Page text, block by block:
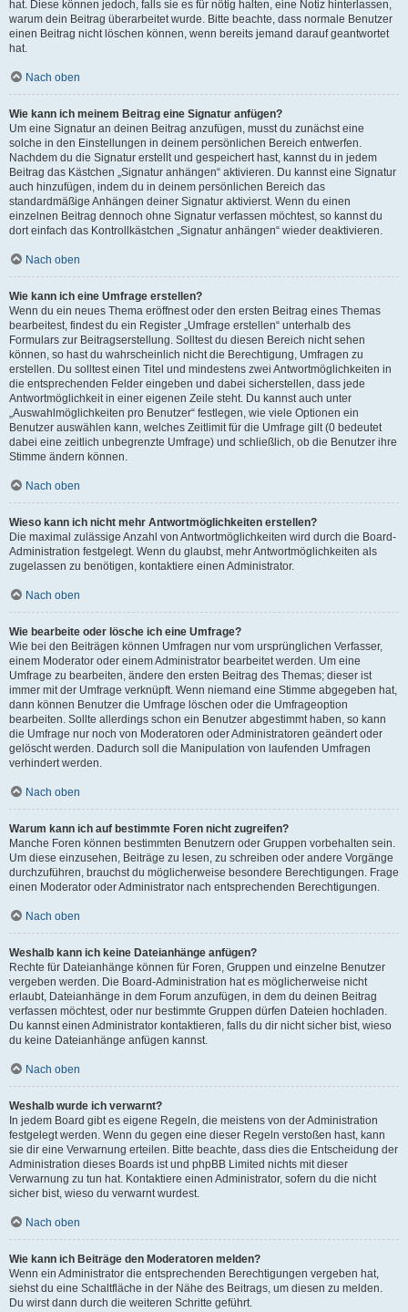
hat. Diese können jedoch, falls sie es für nötig halten, eine Notiz hinterlassen,
warum dein Beitrag überarbeitet wurde. Bitte beachte, dass normale Benutzer
einen Beitrag nicht löschen können, wenn bereits jemand darauf geantwortet
hat.
Nach oben
Wie kann ich meinem Beitrag eine Signatur anfügen?
Um eine Signatur an deinen Beitrag anzufügen, musst du zunächst eine
solche in den Einstellungen in deinem persönlichen Bereich entwerfen.
Nachdem du die Signatur erstellt und gespeichert hast, kannst du in jedem
Beitrag das Kästchen „Signatur anhängen“ aktivieren. Du kannst eine Signatur
auch hinzufügen, indem du in deinem persönlichen Bereich das
standardmäßige Anhängen deiner Signatur aktivierst. Wenn du einen
einzelnen Beitrag dennoch ohne Signatur verfassen möchtest, so kannst du
dort einfach das Kontrollkästchen „Signatur anhängen“ wieder deaktivieren.
Nach oben
Wie kann ich eine Umfrage erstellen?
Wenn du ein neues Thema eröffnest oder den ersten Beitrag eines Themas
bearbeitest, findest du ein Register „Umfrage erstellen“ unterhalb des
Formulars zur Beitragserstellung. Solltest du diesen Bereich nicht sehen
können, so hast du wahrscheinlich nicht die Berechtigung, Umfragen zu
erstellen. Du solltest einen Titel und mindestens zwei Antwortmöglichkeiten in
die entsprechenden Felder eingeben und dabei sicherstellen, dass jede
Antwortmöglichkeit in einer eigenen Zeile steht. Du kannst auch unter
„Auswahlmöglichkeiten pro Benutzer“ festlegen, wie viele Optionen ein
Benutzer auswählen kann, welches Zeitlimit für die Umfrage gilt (0 bedeutet
dabei eine zeitlich unbegrenzte Umfrage) und schließlich, ob die Benutzer ihre
Stimme ändern können.
Nach oben
Wieso kann ich nicht mehr Antwortmöglichkeiten erstellen?
Die maximal zulässige Anzahl von Antwortmöglichkeiten wird durch die Board-
Administration festgelegt. Wenn du glaubst, mehr Antwortmöglichkeiten als
zugelassen zu benötigen, kontaktiere einen Administrator.
Nach oben
Wie bearbeite oder lösche ich eine Umfrage?
Wie bei den Beiträgen können Umfragen nur vom ursprünglichen Verfasser,
einem Moderator oder einem Administrator bearbeitet werden. Um eine
Umfrage zu bearbeiten, ändere den ersten Beitrag des Themas; dieser ist
immer mit der Umfrage verknüpft. Wenn niemand eine Stimme abgegeben hat,
dann können Benutzer die Umfrage löschen oder die Umfrageoption
bearbeiten. Sollte allerdings schon ein Benutzer abgestimmt haben, so kann
die Umfrage nur noch von Moderatoren oder Administratoren geändert oder
gelöscht werden. Dadurch soll die Manipulation von laufenden Umfragen
verhindert werden.
Nach oben
Warum kann ich auf bestimmte Foren nicht zugreifen?
Manche Foren können bestimmten Benutzern oder Gruppen vorbehalten sein.
Um diese einzusehen, Beiträge zu lesen, zu schreiben oder andere Vorgänge
durchzuführen, brauchst du möglicherweise besondere Berechtigungen. Frage
einen Moderator oder Administrator nach entsprechenden Berechtigungen.
Nach oben
Weshalb kann ich keine Dateianhänge anfügen?
Rechte für Dateianhänge können für Foren, Gruppen und einzelne Benutzer
vergeben werden. Die Board-Administration hat es möglicherweise nicht
erlaubt, Dateianhänge in dem Forum anzufügen, in dem du deinen Beitrag
verfassen möchtest, oder nur bestimmte Gruppen dürfen Dateien hochladen.
Du kannst einen Administrator kontaktieren, falls du dir nicht sicher bist, wieso
du keine Dateianhänge anfügen kannst.
Nach oben
Weshalb wurde ich verwarnt?
In jedem Board gibt es eigene Regeln, die meistens von der Administration
festgelegt werden. Wenn du gegen eine dieser Regeln verstoßen hast, kann
sie dir eine Verwarnung erteilen. Bitte beachte, dass dies die Entscheidung der
Administration dieses Boards ist und phpBB Limited nichts mit dieser
Verwarnung zu tun hat. Kontaktiere einen Administrator, sofern du die nicht
sicher bist, wieso du verwarnt wurdest.
Nach oben
Wie kann ich Beiträge den Moderatoren melden?
Wenn ein Administrator die entsprechenden Berechtigungen vergeben hat,
siehst du eine Schaltfläche in der Nähe des Beitrags, um diesen zu melden.
Du wirst dann durch die weiteren Schritte geführt.